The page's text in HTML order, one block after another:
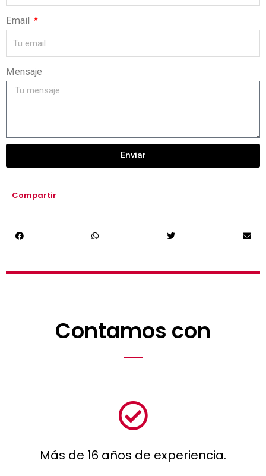
Email
Mensaje
Enviar
Compartir
Contamos con
Más de 16 años de experiencia.